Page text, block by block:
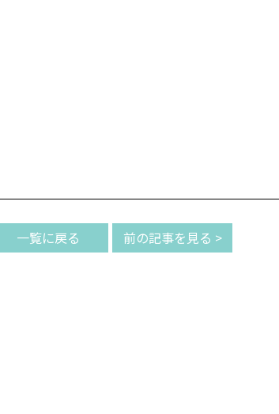
一覧に戻る 前の記事を見る >